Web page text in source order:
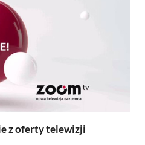
z oferty telewizji